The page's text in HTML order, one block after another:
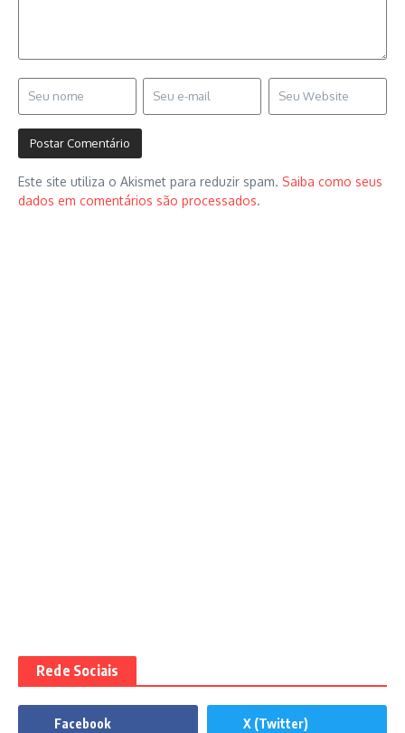
Este site utiliza o Akismet para reduzir spam. Saiba como seus
dados em comentários são processados.
Rede Sociais
Facebook
X (Twitter)